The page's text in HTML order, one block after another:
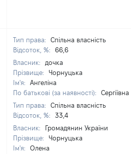
Тип права:
Спільна власність
Відсоток, %:
66,6
Власник:
дочка
Прізвище:
Чорнуцька
Ім'я:
Ангеліна
По батькові (за наявності):
Сергіївна
Тип права:
Спільна власність
Відсоток, %:
33,4
Власник:
Громадянин України
Прізвище:
Чорнуцька
Ім'я:
Олена